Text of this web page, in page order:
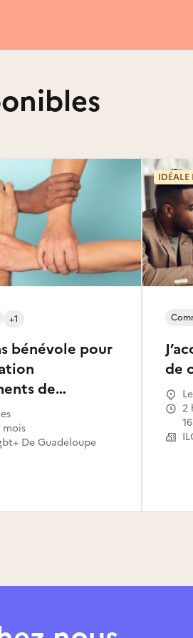
bénévole pour
de
contre la
LGBT en
+1
mois
De Guadeloupe
de
2 heures par semaine à partir du
IDÉALE